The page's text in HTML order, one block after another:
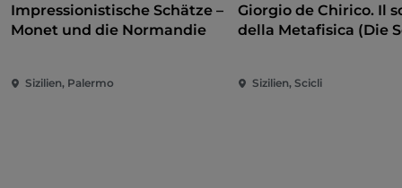
Impressionistische Schätze –
Monet und die Normandie
Sizilien, Palermo
Giorgio de Chirico. Il
della Metafisica (Die
Sizilien, Scicli